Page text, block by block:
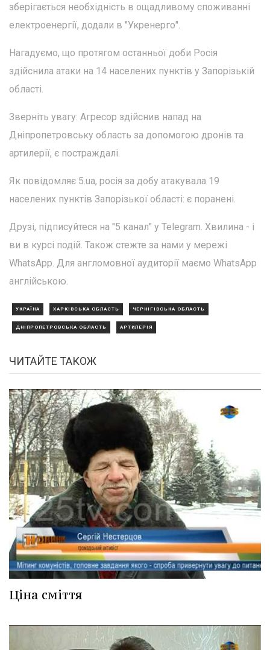
зберігається необхідність в ощадливому споживанні
електроенергії, додали в "Укренерго".
Нагадуємо, що протягом останньої доби Росія
здійснила атаки на 14 населених пунктів у Запорізькій
області.
Зверніть увагу: Агресор здійснив напад на
Дніпропетровську область за допомогою дронів та
артилерії, є постраждалі.
Як повідомляє 5.ua, росія за добу атакувала 19
населених пунктів Запорізької області: є поранені.
Друзі, підписуйтеся на "5 канал" у Telegram. Хвилина - і
ви в курсі подій. Також стежте за нами у мережі
WhatsApp. Для англомовної аудиторії маємо WhatsApp
англійською.
УКРАЇНА ХАРКІВСЬКА ОБЛАСТЬ ЧЕРНІГІВСЬКА ОБЛАСТЬ
ДНІПРОПЕТРОВСЬКА ОБЛАСТЬ АРТИЛЕРІЯ
ЧИТАЙТЕ ТАКОЖ
Ціна сміття